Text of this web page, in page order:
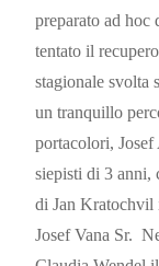
preparato ad
tentato il
stagionale svolta
un tranquillo
portacolori,
siepisti di 3 anni,
di Jan Kratochvil
Josef Vana Sr.